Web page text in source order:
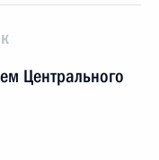
Центрального